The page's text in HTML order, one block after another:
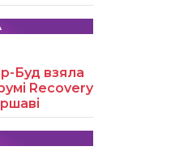
Буд взяла
Recovery